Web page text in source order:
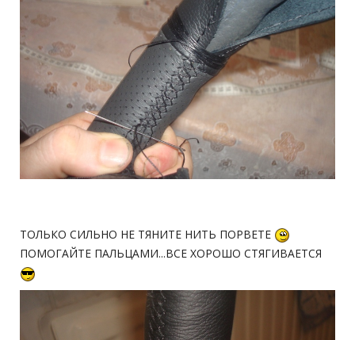
ТОЛЬКО СИЛЬНО НЕ ТЯНИТЕ НИТЬ ПОРВЕТЕ
ПОМОГАЙТЕ ПАЛЬЦАМИ...ВСЕ ХОРОШО СТЯГИВАЕТСЯ